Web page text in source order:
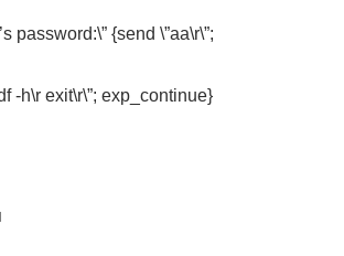
password:\” {send \”aa\r\”;
-h\r exit\r\”; exp_continue}